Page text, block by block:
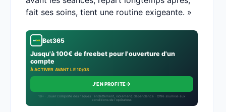
fait ses soins, tient une routine exigeante. »
Bet365
Jusqu'à 100€ de freebet pour l'ouverture d'un
compte
À ACTIVER AVANT LE 10/08
J'EN PROFITE→
18+ · Jouer comporte des risques : endettement, isolement, dépendance · Offre soumise aux
conditions de l’opérateur.